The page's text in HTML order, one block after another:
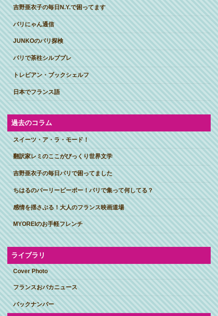
吉野亜衣子の毎日N.Y.で困ってます
パリにゃん通信
JUNKOのパリ探検
パリで茶柱シルブプレ
トレビアン・ブックシェルフ
日本でフランス語
過去のコラム
スイーツ・ア・ラ・モード！
翻訳家レミのここがびっくり世界文学
吉野亜衣子の毎日パリで困ってました
ちはるのパーリーピーポー！パリで集って何してる？
感情を揺さぶる！大人のフランス映画道場
MYOREIのお手軽フレンチ
ライブラリ
Cover Photo
フランスおバカニュース
バックナンバー